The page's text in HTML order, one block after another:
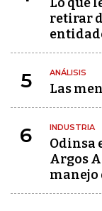
retirar
5 ANÁLISIS
Las
6 INDUSTRIA
Odinsa
Argos
manejo